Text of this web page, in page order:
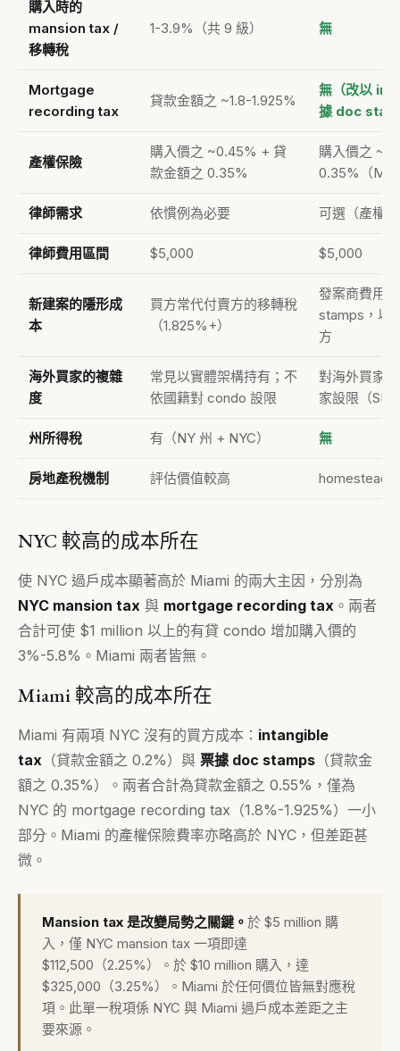
購入時的
mansion tax /
移轉稅
1-3.9%（共 9 級） 無
Mortgage
recording tax
貸款金額之 ~1.8-1.925%
無（改以
據 doc
產權保險
購入價之 ~0.45% + 貸
款金額之 0.35%
購入價之
0.35%（
律師需求 依慣例為必要 可選（產權
律師費用區間 $5,000 $5,000
新建案的隱形成
本
買方常代付賣方的移轉稅
（1.825%+）
發案商費用
stamps，以
方
海外買家的複雜
度
常見以實體架構持有；不
依國籍對 condo 設限
對海外買家
家設限（SB
州所得稅 有（NY 州 + NYC） 無
房地產稅機制 評估價值較高 homestead
NYC 較高的成本所在
使 NYC 過戶成本顯著高於 Miami 的兩大主因，分別為
NYC mansion tax 與 mortgage recording tax 。兩者
合計可使 $1 million 以上的有貸 condo 增加購入價的
3%-5.8%。Miami 兩者皆無。
Miami 較高的成本所在
Miami 有兩項 NYC 沒有的買方成本： intangible
tax （貸款金額之 0.2%）與 票據 doc stamps （貸款金
額之 0.35%）。兩者合計為貸款金額之 0.55%，僅為
NYC 的 mortgage recording tax（1.8%-1.925%）一小
部分。Miami 的產權保險費率亦略高於 NYC，但差距甚
微。
Mansion tax 是改變局勢之關鍵。 於 $5 million 購
入，僅 NYC mansion tax 一項即達
$112,500（2.25%）。於 $10 million 購入，達
$325,000（3.25%）。Miami 於任何價位皆無對應稅
項。此單一稅項係 NYC 與 Miami 過戶成本差距之主
要來源。